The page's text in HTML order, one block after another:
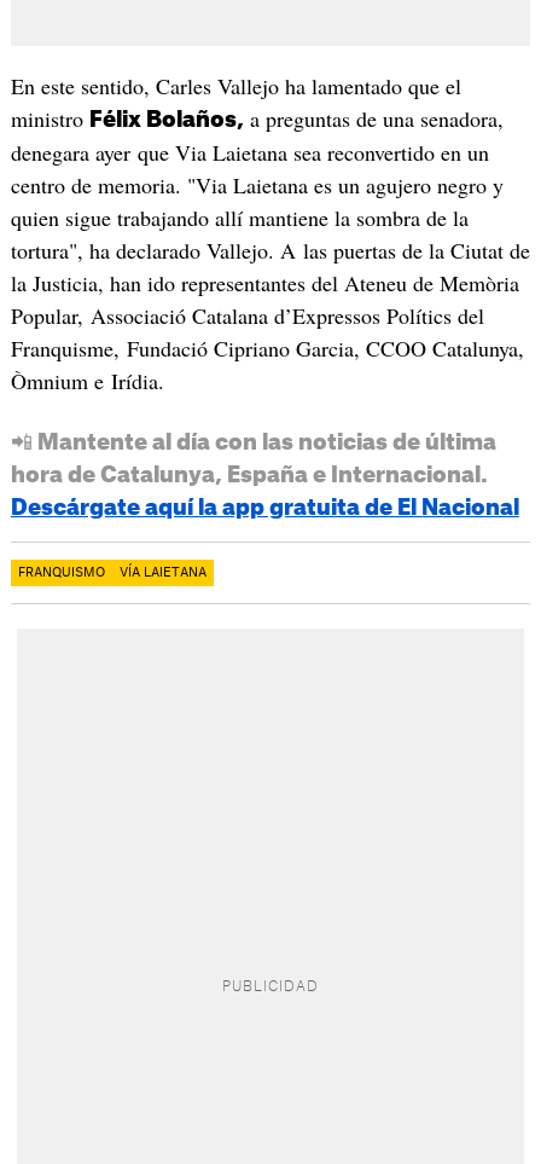
En este sentido, Carles Vallejo ha lamentado que el
ministro Félix Bolaños, a preguntas de una senadora,
denegara ayer que Via Laietana sea reconvertido en un
centro de memoria. "Via Laietana es un agujero negro y
quien sigue trabajando allí mantiene la sombra de la
tortura", ha declarado Vallejo. A las puertas de la Ciutat de
la Justicia, han ido representantes del Ateneu de Memòria
Popular, Associació Catalana d’Expressos Polítics del
Franquisme, Fundació Cipriano Garcia, CCOO Catalunya,
Òmnium e Irídia.
📲 Mantente al día con las noticias de última
hora de Catalunya, España e Internacional.
Descárgate aquí la app gratuita de El Nacional
FRANQUISMO VÍA LAIETANA